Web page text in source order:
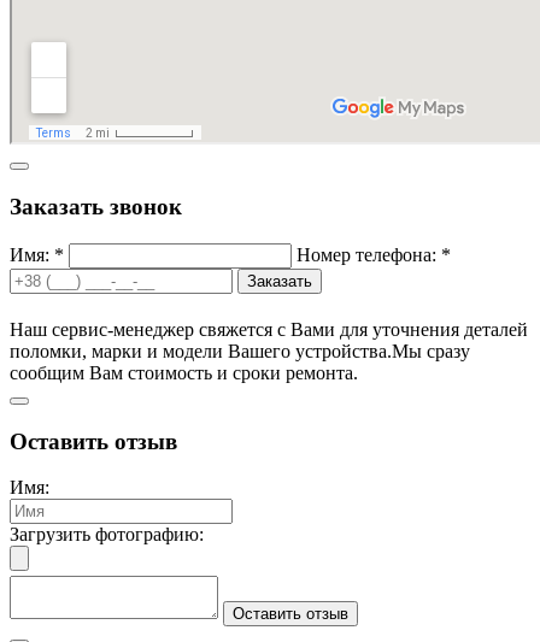
Заказать звонок
Имя: * Номер телефона: *
Заказать
Наш сервис-менеджер свяжется с Вами для уточнения деталей
поломки, марки и модели Вашего устройства.Мы сразу
сообщим Вам стоимость и сроки ремонта.
Оставить отзыв
Имя:
Загрузить фотографию:
Оставить отзыв